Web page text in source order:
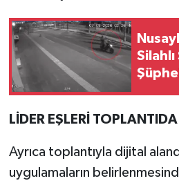
Silahlı
LİDER EŞLERİ
Ayrıca toplantıyla dijital
uygulamaların